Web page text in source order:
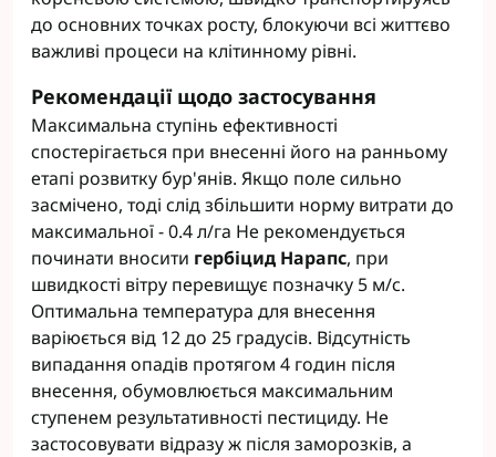
до основних точках росту, блокуючи всі життєво
важливі процеси на клітинному рівні.
Рекомендації щодо застосування
Максимальна ступінь ефективності
спостерігається при внесенні його на ранньому
етапі розвитку бур'янів. Якщо поле сильно
засмічено, тоді слід збільшити норму витрати до
максимальної - 0.4 л/га Не рекомендується
починати вносити гербіцид Нарапс, при
швидкості вітру перевищує позначку 5 м/с.
Оптимальна температура для внесення
варіюється від 12 до 25 градусів. Відсутність
випадання опадів протягом 4 годин після
внесення, обумовлюється максимальним
ступенем результативності пестициду. Не
застосовувати відразу ж після заморозків, а